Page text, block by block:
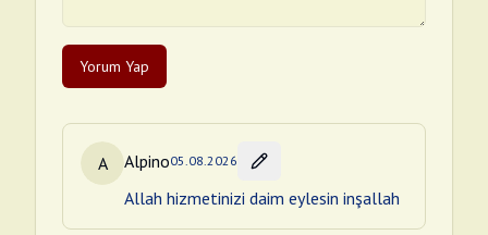
Yorum Yap
A Alpino05.08.2026
Allah hizmetinizi daim eylesin inşallah